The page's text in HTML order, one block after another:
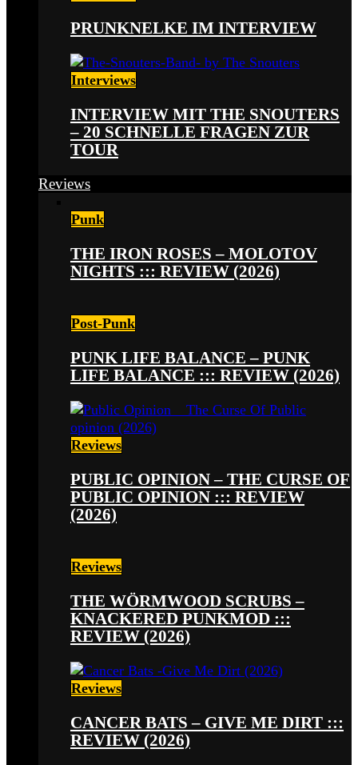
PRUNKNELKE IM INTERVIEW
Interviews
INTERVIEW MIT THE SNOUTERS
– 20 SCHNELLE FRAGEN ZUR
TOUR
Reviews
Punk
THE IRON ROSES – MOLOTOV
NIGHTS ::: REVIEW (2026)
Post-Punk
PUNK LIFE BALANCE – PUNK
LIFE BALANCE ::: REVIEW (2026)
Reviews
PUBLIC OPINION – THE CURSE OF
PUBLIC OPINION ::: REVIEW
(2026)
Reviews
THE WÖRMWOOD SCRUBS –
KNACKERED PUNKMOD :::
REVIEW (2026)
Reviews
CANCER BATS – GIVE ME DIRT :::
REVIEW (2026)